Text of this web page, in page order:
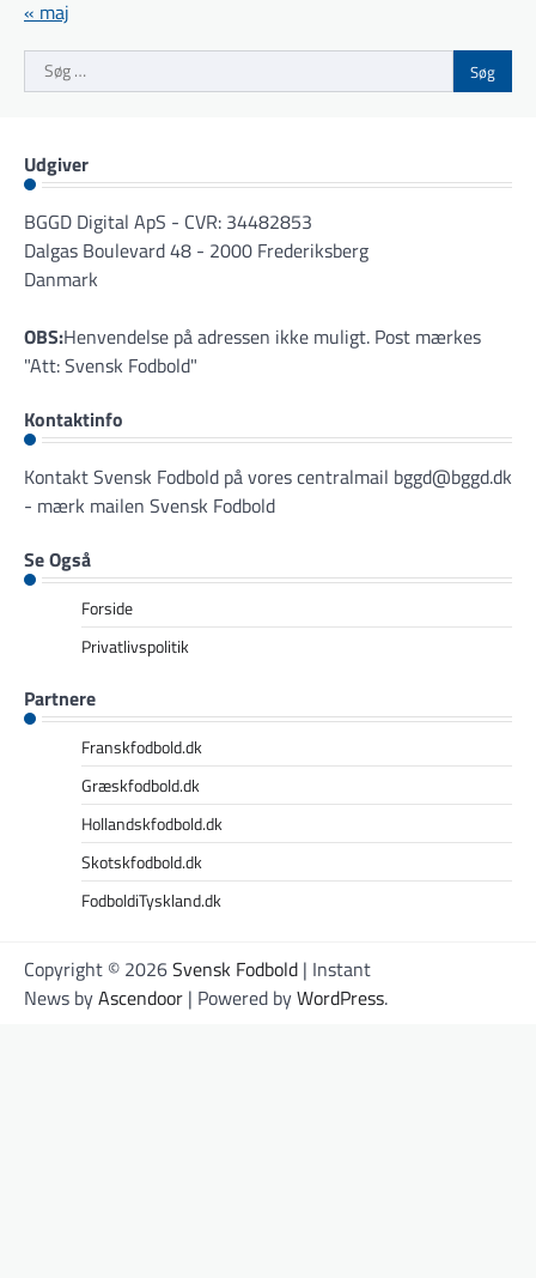
« maj
Søg
efter:
Udgiver
BGGD Digital ApS - CVR: 34482853
Dalgas Boulevard 48 - 2000 Frederiksberg
Danmark
OBS:Henvendelse på adressen ikke muligt. Post mærkes
"Att: Svensk Fodbold"
Kontaktinfo
Kontakt Svensk Fodbold på vores centralmail bggd@bggd.dk
- mærk mailen Svensk Fodbold
Se Også
Forside
Privatlivspolitik
Partnere
Franskfodbold.dk
Græskfodbold.dk
Hollandskfodbold.dk
Skotskfodbold.dk
FodboldiTyskland.dk
Copyright © 2026Svensk Fodbold | Instant
News byAscendoor | Powered byWordPress.